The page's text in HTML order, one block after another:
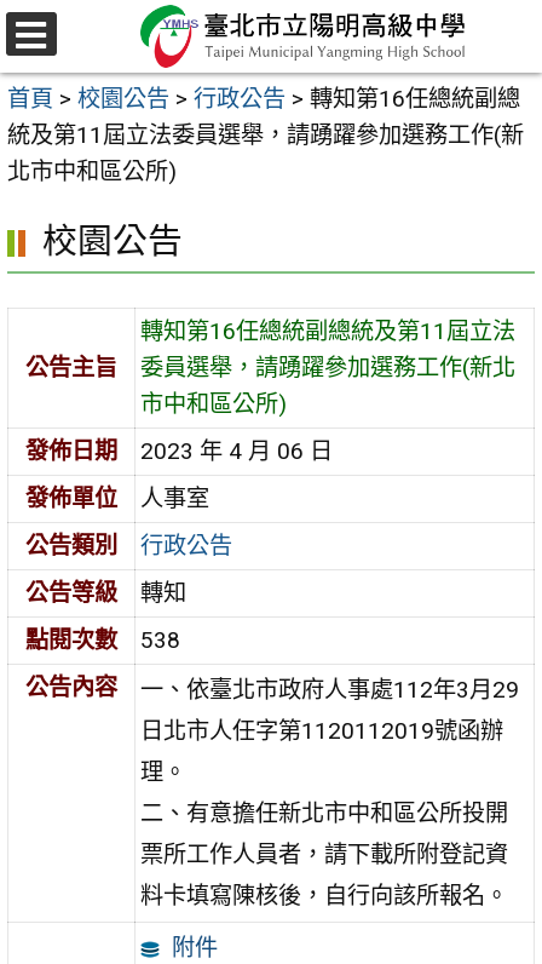
跳
至
主
要
內
區
選
單
首頁 > 校園公告 > 行政公告 > 轉知第16任總統副總
統及第11屆立法委員選舉，請踴躍參加選務工作(新
北市中和區公所)
校園公告
公告主旨
轉知第16任總統副總統及第11屆立法
委員選舉，請踴躍參加選務工作(新北
市中和區公所)
發佈日期
2023 年 4 月 06 日
發佈單位
人事室
公告類別
行政公告
公告等級
轉知
點閱次數
538
公告內容
一、依臺北市政府人事處112年3月29
日北市人任字第1120112019號函辦
理。
二、有意擔任新北市中和區公所投開
票所工作人員者，請下載所附登記資
料卡填寫陳核後，自行向該所報名。
附件